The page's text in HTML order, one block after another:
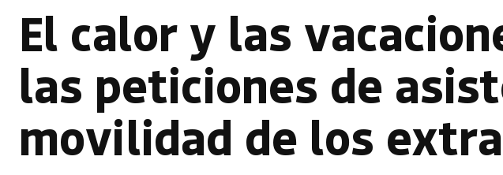
El calor y las
las peticiones de
movilidad de los